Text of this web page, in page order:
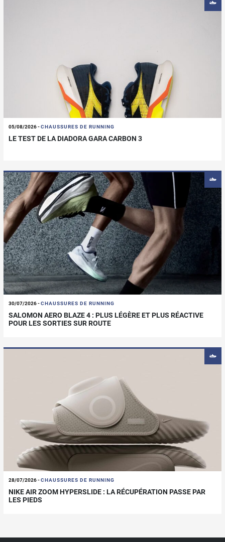
05/08/2026-CHAUSSURES DE RUNNING
LE TEST DE LA DIADORA GARA CARBON 3
30/07/2026-CHAUSSURES DE RUNNING
SALOMON AERO BLAZE 4 : PLUS LÉGÈRE ET PLUS RÉACTIVE
POUR LES SORTIES SUR ROUTE
28/07/2026-CHAUSSURES DE RUNNING
NIKE AIR ZOOM HYPERSLIDE : LA RÉCUPÉRATION PASSE PAR
LES PIEDS